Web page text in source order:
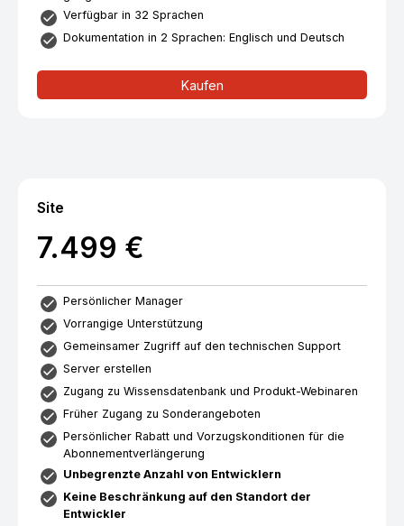
Verfügbar in 32 Sprachen
Dokumentation in 2 Sprachen: Englisch und Deutsch
Kaufen
Site
7.499 €
Persönlicher Manager
Vorrangige Unterstützung
Gemeinsamer Zugriff auf den technischen Support
Server erstellen
Zugang zu Wissensdatenbank und Produkt-Webinaren
Früher Zugang zu Sonderangeboten
Persönlicher Rabatt und Vorzugskonditionen für die
Abonnementverlängerung
Unbegrenzte Anzahl von Entwicklern
Keine Beschränkung auf den Standort der
Entwickler